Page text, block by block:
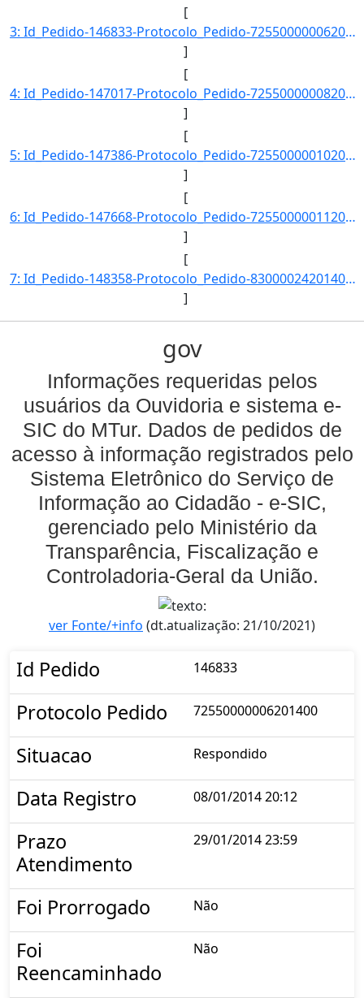
[
3: Id_Pedido-146833-Protocolo_Pedido-72550000006201400-Situacao-Respondido-Data_Registro-08/01/2014_20-]
]
[
4: Id_Pedido-147017-Protocolo_Pedido-72550000008201400-Situacao-Respondido-Data_Registro-09/01/2014_12-]
]
[
5: Id_Pedido-147386-Protocolo_Pedido-72550000010201400-Situacao-Respondido-Data_Registro-10/01/2014_13-]
]
[
6: Id_Pedido-147668-Protocolo_Pedido-72550000011201400-Situacao-Respondido-Data_Registro-12/01/2014_14-]
]
[
7: Id_Pedido-148358-Protocolo_Pedido-83000024201408-Situacao-Respondido-Data_Registro-14/01/2014_21-25-]
]
gov
Informações requeridas pelos
usuários da Ouvidoria e sistema e-
SIC do MTur. Dados de pedidos de
acesso à informação registrados pelo
Sistema Eletrônico do Serviço de
Informação ao Cidadão - e-SIC,
gerenciado pelo Ministério da
Transparência, Fiscalização e
Controladoria-Geral da União.
ver Fonte/+info (dt.atualização: 21/10/2021)
Id Pedido 146833
Protocolo Pedido 72550000006201400
Situacao Respondido
Data Registro 08/01/2014 20:12
Prazo
Atendimento
29/01/2014 23:59
Foi Prorrogado Não
Foi
Reencaminhado
Não